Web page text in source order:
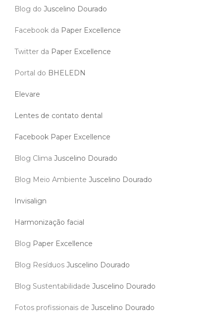
Blog do Juscelino Dourado
Facebook da Paper Excellence
Twitter da Paper Excellence
Portal do BHELEDN
Elevare
Lentes de contato dental
Facebook Paper Excellence
Blog Clima Juscelino Dourado
Blog Meio Ambiente Juscelino Dourado
Invisalign
Harmonização facial
Blog Paper Excellence
Blog Resíduos Juscelino Dourado
Blog Sustentabilidade Juscelino Dourado
Fotos profissionais de Juscelino Dourado